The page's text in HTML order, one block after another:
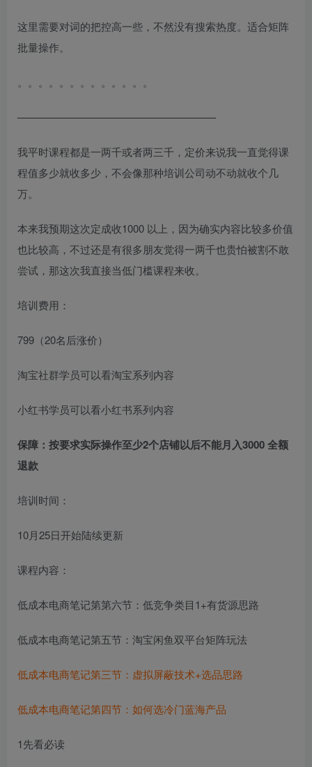
这里需要对词的把控高一些，不然没有搜索热度。适合矩阵
批量操作。
。。。。。。。。。。。。。
———————————————————
我平时课程都是一两千或者两三千，定价来说我一直觉得课
程值多少就收多少，不会像那种培训公司动不动就收个几
万。
本来我预期这次定成收1000 以上，因为确实内容比较多价值
也比较高，不过还是有很多朋友觉得一两千也贵怕被割不敢
尝试，那这次我直接当低门槛课程来收。
培训费用：
799（20名后涨价）
淘宝社群学员可以看淘宝系列内容
小红书学员可以看小红书系列内容
保障：按要求实际操作至少2个店铺以后不能月入3000 全额
退款
培训时间：
10月25日开始陆续更新
课程内容：
低成本电商笔记第第六节：低竞争类目1+有货源思路
低成本电商笔记第五节：淘宝闲鱼双平台矩阵玩法
低成本电商笔记第三节：虚拟屏蔽技术+选品思路
低成本电商笔记第四节：如何选冷门蓝海产品
1先看必读